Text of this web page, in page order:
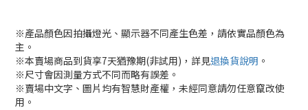
※產品顏色因拍攝燈光、顯示器不同產生色差，請依實品顏色為
主。
※本賣場商品到貨享7天猶豫期(非試用)，詳見退換貨說明 。
※尺寸會因測量方式不同而略有誤差。
※賣場中文字、圖片均有智慧財產權，未經同意請勿任意竄改使
用。